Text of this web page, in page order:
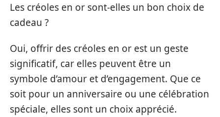
Les créoles en or sont-elles un bon choix de
cadeau ?
Oui, offrir des créoles en or est un geste
significatif, car elles peuvent être un
symbole d’amour et d’engagement. Que ce
soit pour un anniversaire ou une célébration
spéciale, elles sont un choix apprécié.